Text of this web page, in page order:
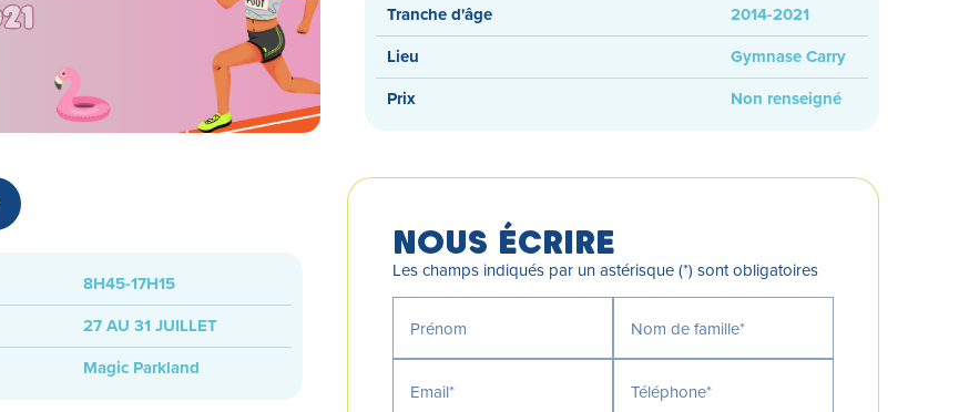
Tranche d'âge
2014-2021
Lieu
Gymnase Carry
Prix
Non renseigné
8H45-17H15
27 AU 31 JUILLET
Magic Parkland
NOUS ÉCRIRE
Les champs indiqués par un astérisque (*) sont obligatoires
Prénom Nom de famille*
Email* Téléphone*